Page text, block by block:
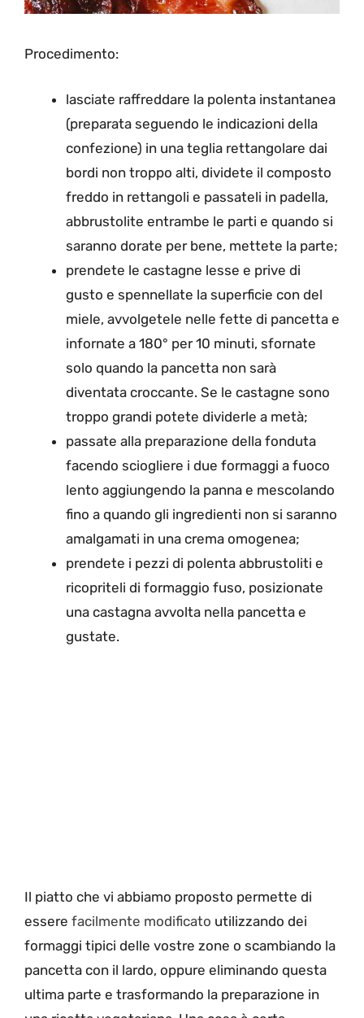
Procedimento:
lasciate raffreddare la polenta instantanea
(preparata seguendo le indicazioni della
confezione) in una teglia rettangolare dai
bordi non troppo alti, dividete il composto
freddo in rettangoli e passateli in padella,
abbrustolite entrambe le parti e quando si
saranno dorate per bene, mettete la parte;
prendete le castagne lesse e prive di
gusto e spennellate la superficie con del
miele, avvolgetele nelle fette di pancetta e
infornate a 180° per 10 minuti, sfornate
solo quando la pancetta non sarà
diventata croccante. Se le castagne sono
troppo grandi potete dividerle a metà;
passate alla preparazione della fonduta
facendo sciogliere i due formaggi a fuoco
lento aggiungendo la panna e mescolando
fino a quando gli ingredienti non si saranno
amalgamati in una crema omogenea;
prendete i pezzi di polenta abbrustoliti e
ricopriteli di formaggio fuso, posizionate
una castagna avvolta nella pancetta e
gustate.
Il piatto che vi abbiamo proposto permette di
essere facilmente modificato utilizzando dei
formaggi tipici delle vostre zone o scambiando la
pancetta con il lardo, oppure eliminando questa
ultima parte e trasformando la preparazione in